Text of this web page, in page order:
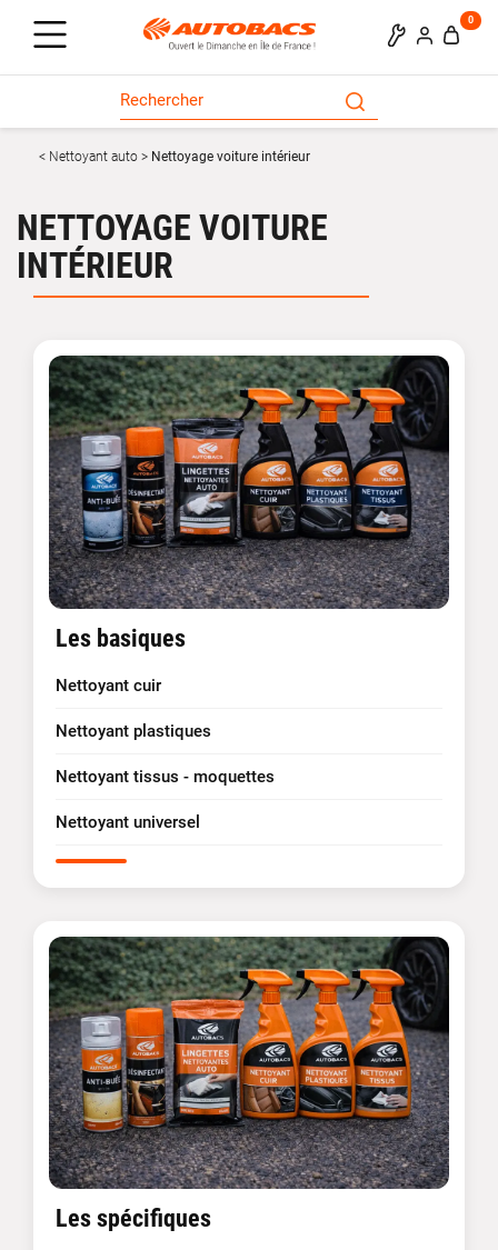
0
Nettoyant auto Nettoyage voiture intérieur
NETTOYAGE VOITURE
INTÉRIEUR
Les basiques
Nettoyant cuir
Nettoyant plastiques
Nettoyant tissus - moquettes
Nettoyant universel
Les spécifiques